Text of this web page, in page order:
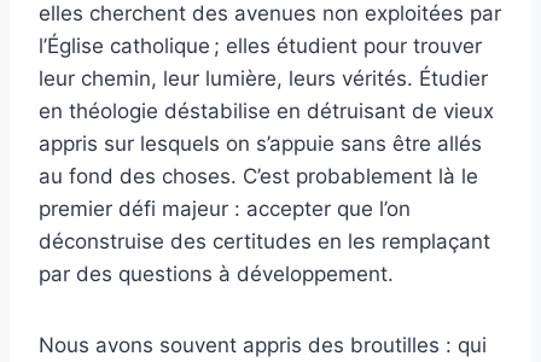
elles cherchent des avenues non exploitées par
l’Église catholique ; elles étudient pour trouver
leur chemin, leur lumière, leurs vérités. Étudier
en théologie déstabilise en détruisant de vieux
appris sur lesquels on s’appuie sans être allés
au fond des choses. C’est probablement là le
premier défi majeur : accepter que l’on
déconstruise des certitudes en les remplaçant
par des questions à développement.
Nous avons souvent appris des broutilles : qui